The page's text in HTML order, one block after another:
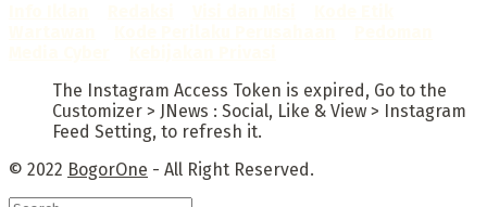
The Instagram Access Token is expired, Go to the
Customizer > JNews : Social, Like & View > Instagram
Feed Setting, to refresh it.
© 2022 BogorOne - All Right Reserved.